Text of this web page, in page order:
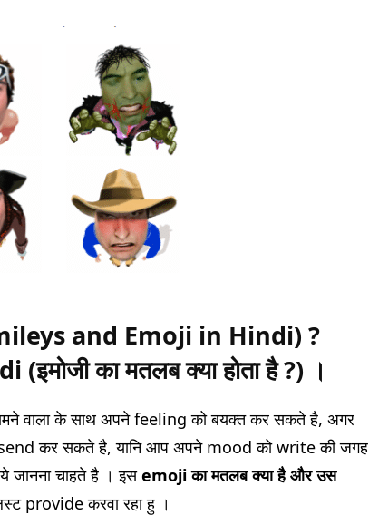
and Emoji in Hindi) ?
का मतलब क्या होता है ?) ।
वाला के साथ अपने feeling को बयक्त कर सकते है, अगर
कर सकते है, यानि आप अपने mood को write की जगह
चाहते है । इसemoji का मतलब क्या है और उस
provide करवा रहा हु ।